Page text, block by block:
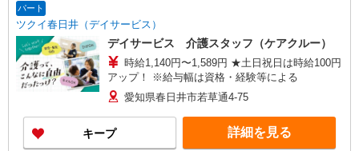
パート
ツクイ春日井（デイサービス）
デイサービス 介護スタッフ（ケアクルー）
時給1,140円〜1,589円 ★土日祝日は時給100円
アップ！ ※給与幅は資格・経験等による
愛知県春日井市若草通4-75
キープ 詳細を見る